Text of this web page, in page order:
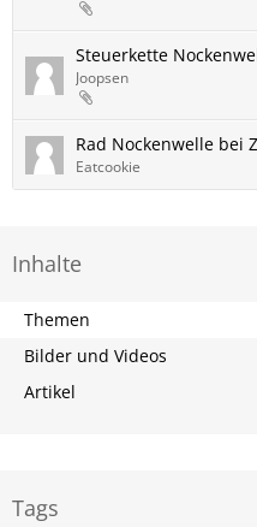
Steuerkette
Joopsen
Rad Nockenwelle bei
Eatcookie
Inhalte
Themen
Bilder und Videos
Artikel
Tags